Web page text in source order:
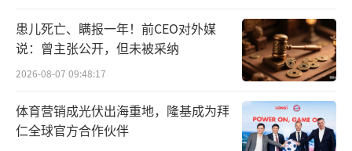
并且还不止中国市场，一旦我们将视野放
大到全球市场，就不难发现本轮bio-tech所遭
遇的远不仅仅只是“初创企业倒闭潮”。更准
确地形容，它更像是一场“系统性的溃败”，
并且起始时间被远远低估。
患儿死亡、瞒报一年！前CEO对外媒
说：曾主张公开，但未被采纳
2026-08-07 09:48:17
体育营销成光伏出海重地，隆基成为拜
仁全球官方合作伙伴